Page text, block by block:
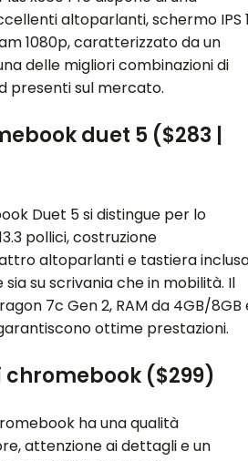
altoparlanti, schermo IPS
1080p, caratterizzato da un
delle migliori combinazioni di
presenti sul mercato.
duet 5 ($283 |
Duet 5 si distingue per lo
pollici, costruzione
altoparlanti e tastiera
su scrivania che in mobilità. Il
7c Gen 2, RAM da 4GB/8GB
ottime prestazioni.
chromebook ($299)
ha una qualità
attenzione ai dettagli e un